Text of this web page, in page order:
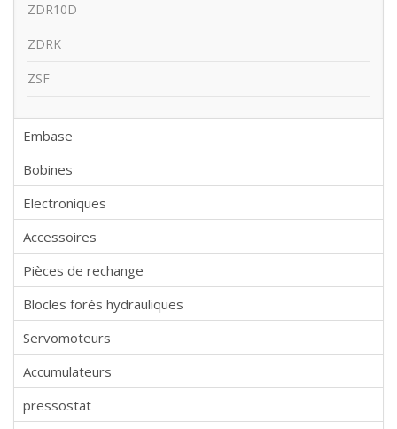
ZDR10D
ZDRK
ZSF
Embase
Bobines
Electroniques
Accessoires
Pièces de rechange
Blocles forés hydrauliques
Servomoteurs
Accumulateurs
pressostat